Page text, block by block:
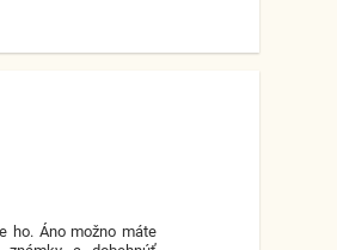
ho. Áno možno máte